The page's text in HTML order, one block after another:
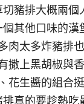
豬排大概兩個
其他口味的漢
肉太多炸豬排
撒上黑胡椒與
花生醬的組合
真的要趁熱吃